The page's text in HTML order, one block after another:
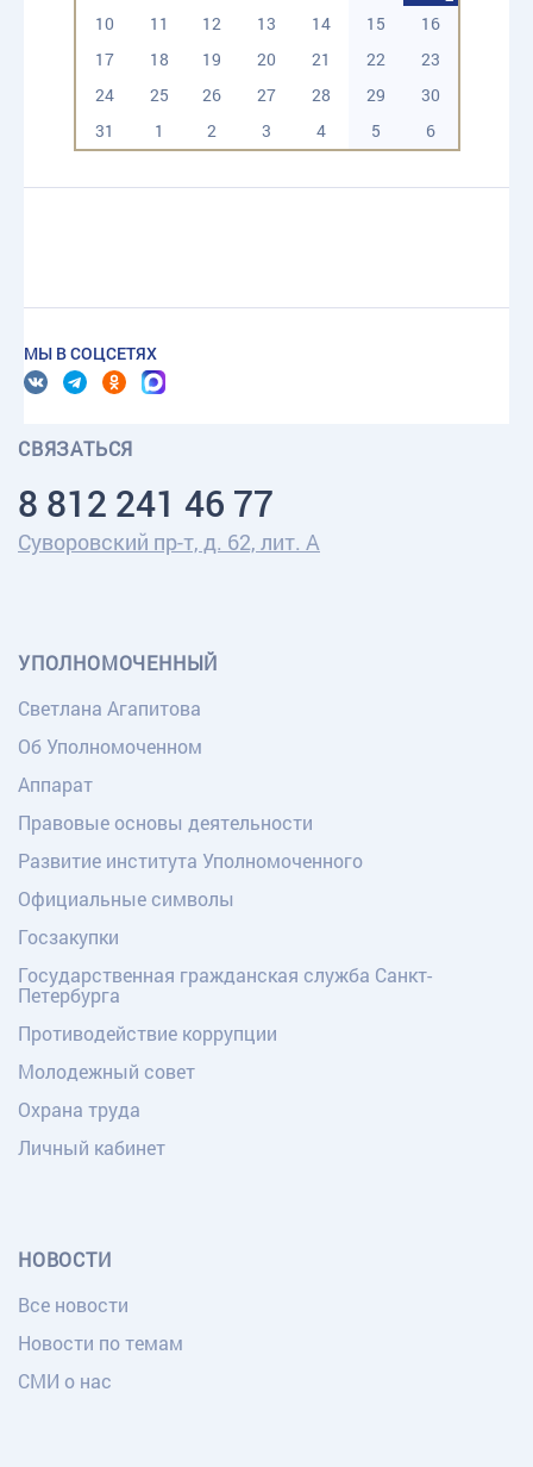
10
11 12 13 14 15
16
17
18 19 20 21 22
23
24
25 26 27 28 29
30
31
1 2 3 4 5 6
МЫ В СОЦСЕТЯХ
СВЯЗАТЬСЯ
8 812 241 46 77
Суворовский пр-т, д. 62, лит. А
УПОЛНОМОЧЕННЫЙ
Светлана Агапитова
Об Уполномоченном
Аппарат
Правовые основы деятельности
Развитие института Уполномоченного
Официальные символы
Госзакупки
Государственная гражданская служба Санкт-
Петербурга
Противодействие коррупции
Молодежный совет
Охрана труда
Личный кабинет
НОВОСТИ
Все новости
Новости по темам
СМИ о нас